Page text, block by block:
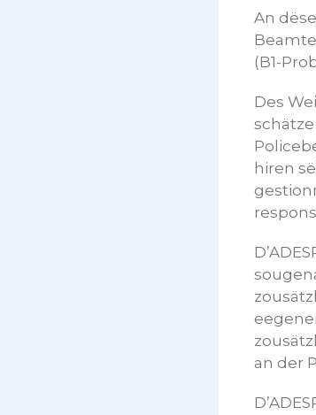
An
(B1-
Des
schätze
hiren
an der